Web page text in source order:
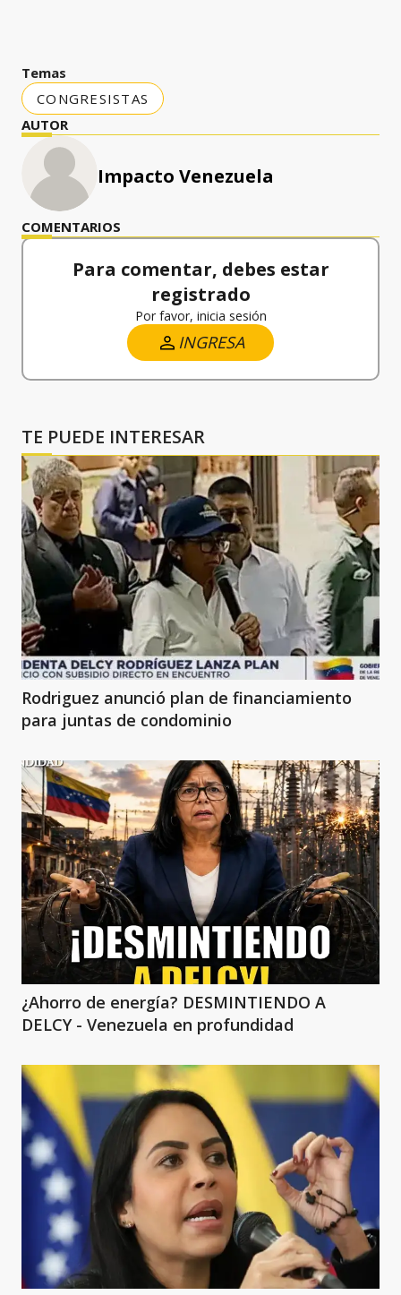
Temas
CONGRESISTAS
AUTOR
Impacto Venezuela
COMENTARIOS
Para comentar, debes estar
registrado
Por favor, inicia sesión
INGRESA
TE PUEDE INTERESAR
Rodriguez anunció plan de financiamiento
para juntas de condominio
¿Ahorro de energía? DESMINTIENDO A
DELCY - Venezuela en profundidad